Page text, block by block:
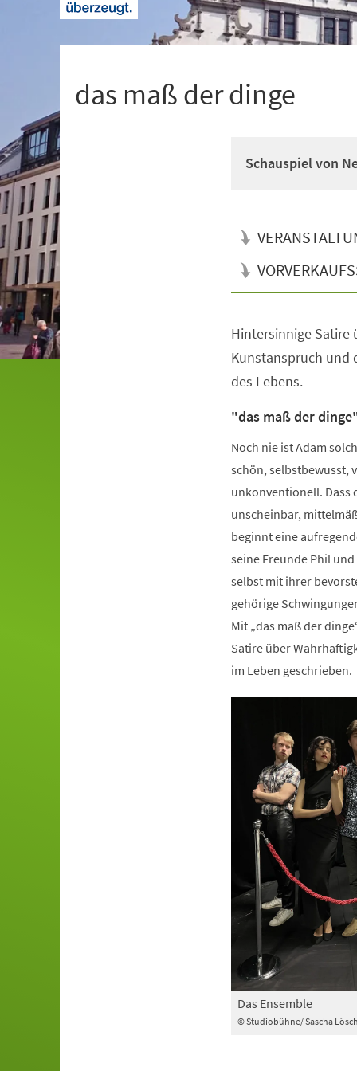
das maß der dinge
Schauspiel von
Hintersinnige Satire
Kunstanspruch und
des Lebens.
"das maß der
Noch nie ist Adam
schön, selbstbewusst,
unkonventionell. Dass
unscheinbar,
beginnt eine
seine Freunde Phil
selbst mit ihrer
gehörige
Mit „das maß der
Satire über
im Leben geschrieben.
© Studiobühne/ Sascha
Das Ensemble